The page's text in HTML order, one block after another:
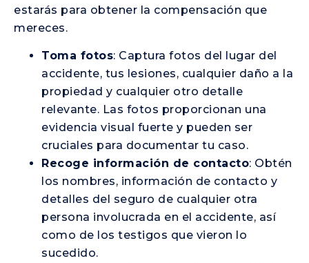
estarás para obtener la compensación que
mereces.
Toma fotos: Captura fotos del lugar del
accidente, tus lesiones, cualquier daño a la
propiedad y cualquier otro detalle
relevante. Las fotos proporcionan una
evidencia visual fuerte y pueden ser
cruciales para documentar tu caso.
Recoge información de contacto: Obtén
los nombres, información de contacto y
detalles del seguro de cualquier otra
persona involucrada en el accidente, así
como de los testigos que vieron lo
sucedido.